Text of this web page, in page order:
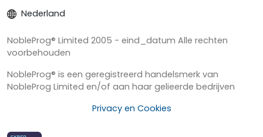
Nederland
NobleProg® Limited 2005 - eind_datum Alle rechten
voorbehouden
NobleProg® is een geregistreerd handelsmerk van
NobleProg Limited en/of aan haar gelieerde bedrijven
Privacy en Cookies